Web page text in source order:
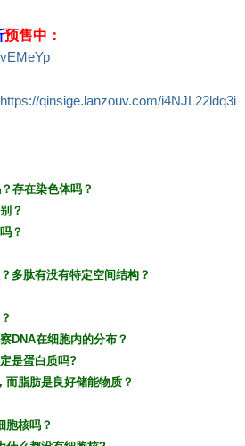
预售中：
https://qinsige.lanzouv.com/i4NJL22ldq3i
存在染色体吗？
？
？
多肽有没有特定空间结构？
DNA在细胞内的分布？
是蛋白质吗?
而脂肪是良好储能物质？
胞核吗？